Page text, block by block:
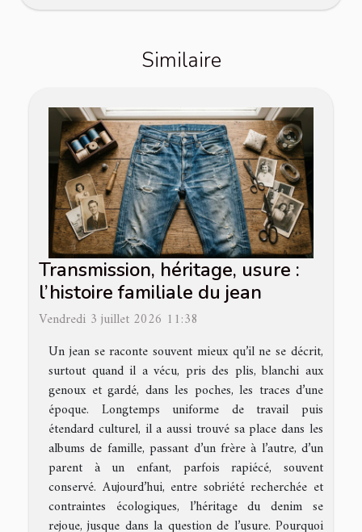
Similaire
Transmission, héritage, usure :
l’histoire familiale du jean
Vendredi 3 juillet 2026 11:38
Un jean se raconte souvent mieux qu’il ne se décrit,
surtout quand il a vécu, pris des plis, blanchi aux
genoux et gardé, dans les poches, les traces d’une
époque. Longtemps uniforme de travail puis
étendard culturel, il a aussi trouvé sa place dans les
albums de famille, passant d’un frère à l’autre, d’un
parent à un enfant, parfois rapiécé, souvent
conservé. Aujourd’hui, entre sobriété recherchée et
contraintes écologiques, l’héritage du denim se
rejoue, jusque dans la question de l’usure. Pourquoi